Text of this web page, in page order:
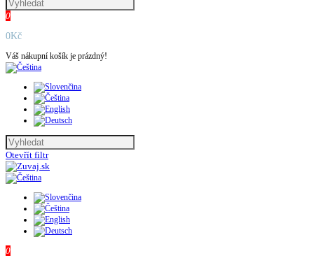
0
0Kč
Váš nákupní košík je prázdný!
Otevřít filtr
0